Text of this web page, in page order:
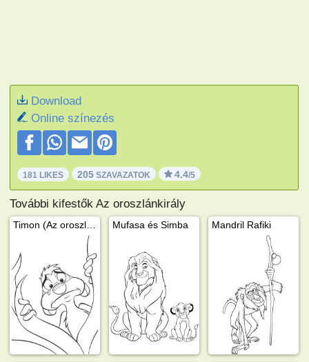
Download
Online színezés
181 LIKES 205 SZAVAZATOK 4.4/5
További kifestők Az oroszlánkirály
Mufasa és Simba Mandril Rafiki